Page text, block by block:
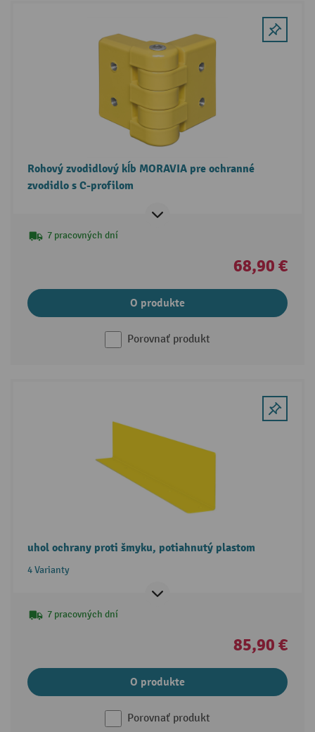
Rohový zvodidlový kĺb MORAVIA pre ochranné
zvodidlo s C-profilom
7 pracovných dní
68,90 €
O produkte
Porovnať produkt
uhol ochrany proti šmyku, potiahnutý plastom
4 Varianty
7 pracovných dní
85,90 €
O produkte
Porovnať produkt